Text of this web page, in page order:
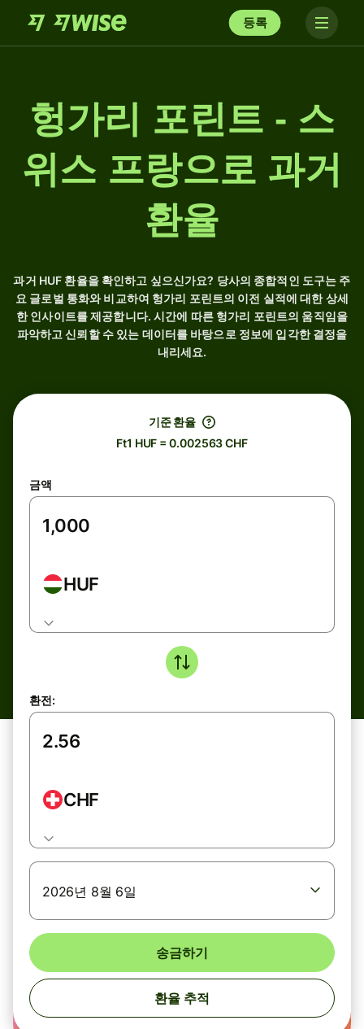
등록
헝가리 포린트 - 스
위스 프랑으로 과거
환율
과거 HUF 환율을 확인하고 싶으신가요? 당사의 종합적인 도구는 주
요 글로벌 통화와 비교하여 헝가리 포린트의 이전 실적에 대한 상세
한 인사이트를 제공합니다. 시간에 따른 헝가리 포린트의 움직임을
파악하고 신뢰할 수 있는 데이터를 바탕으로 정보에 입각한 결정을
내리세요.
기준 환율
Ft1 HUF = 0.002563 CHF
금액
HUF
환전:
CHF
2026년 8월 6일
송금하기
환율 추적